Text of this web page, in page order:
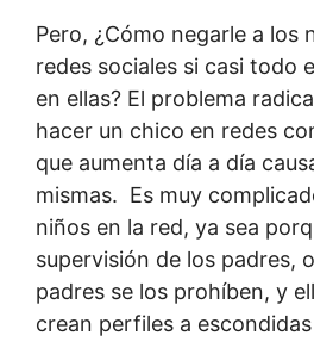
Pero, ¿Cómo negarle a los
redes sociales si casi todo
en ellas? El problema
hacer un chico en redes
que aumenta día a día
mismas. Es muy
niños en la red, ya sea
supervisión de los padres,
padres se los prohíben, y
crean perfiles a